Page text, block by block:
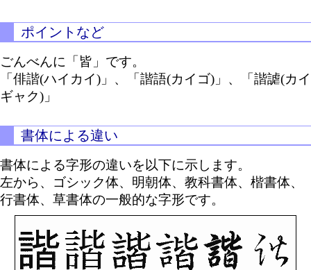
ポイントなど
ごんべんに「皆」です。
「俳諧(ハイカイ)」、「諧語(カイゴ)」、「諧謔(カイ
ギャク)」
書体による違い
書体による字形の違いを以下に示します。
左から、ゴシック体、明朝体、教科書体、楷書体、
行書体、草書体の一般的な字形です。